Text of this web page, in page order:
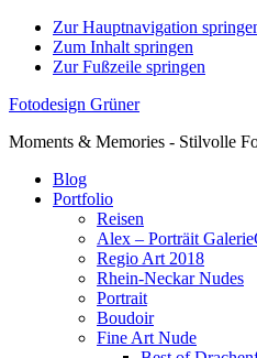
Zur Hauptnavigation
Zum Inhalt springen
Zur Fußzeile springen
Fotodesign Grüner
Moments & Memories - Stilvolle
Blog
Portfolio
Reisen
Alex – Porträit
Regio Art 2018
Rhein-Neckar Nudes
Portrait
Boudoir
Fine Art Nude